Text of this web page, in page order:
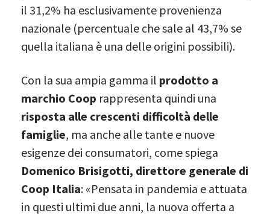
il 31,2% ha esclusivamente provenienza
nazionale (percentuale che sale al 43,7% se
quella italiana è una delle origini possibili).
Con la sua ampia gamma il prodotto a
marchio Coop rappresenta quindi una
risposta alle crescenti difficoltà delle
famiglie, ma anche alle tante e nuove
esigenze dei consumatori, come spiega
Domenico Brisigotti, direttore generale di
Coop Italia: «Pensata in pandemia e attuata
in questi ultimi due anni, la nuova offerta a